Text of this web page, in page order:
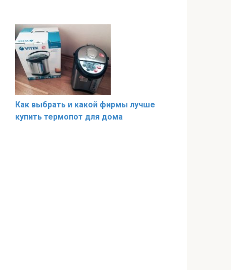
Как выбрать и какой фирмы лучше
купить термопот для дома